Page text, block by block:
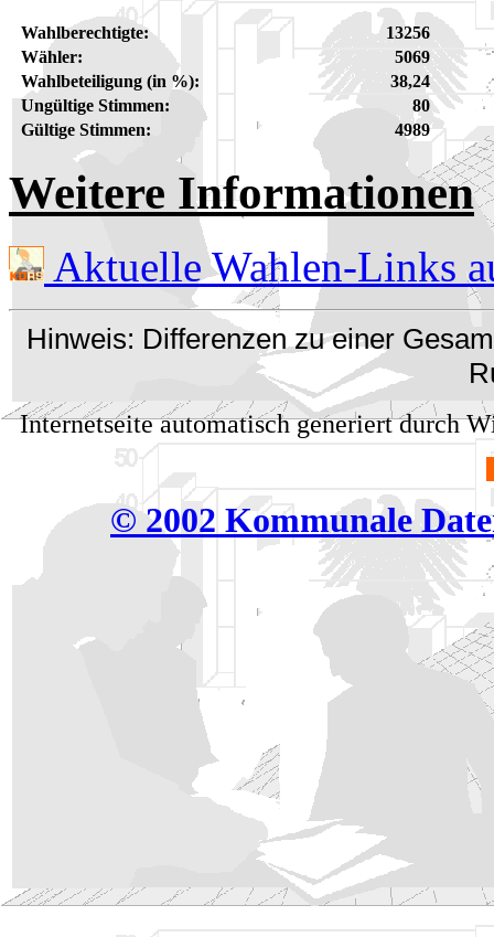
Wahlberechtigte:
13256
Wähler:
5069
Wahlbeteiligung (in %):
38,24
Ungültige Stimmen:
80
Gültige Stimmen:
4989
Weitere Informationen
Aktuelle Wahlen-Links
Hinweis: Differenzen zu einer
Internetseite automatisch generiert durch
© 2002 Kommunale